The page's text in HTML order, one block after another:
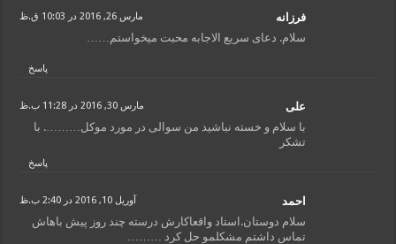
فرزانه مارس 26, 2016 در 10:03 ق.ظ
سلام. دعای سریع الاجابه محبت میخواستم……
پاسخ
علی مارس 30, 2016 در 11:28 ب.ظ
با سلام و خسته نباشید من سوالی در مورد موکل………. با
تشکر
پاسخ
احمد آوریل 10, 2016 در 2:40 ب.ظ
سلام دوستان.استاد واقعاکارش درسته چند روز پیش باهاش
تماس داشتم مشکلمو حل کرد ………